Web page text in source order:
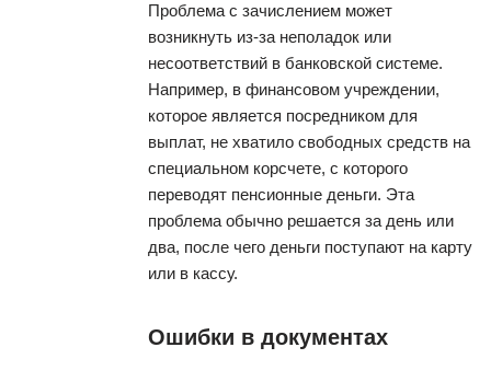
Проблема с зачислением может
возникнуть из-за неполадок или
несоответствий в банковской системе.
Например, в финансовом учреждении,
которое является посредником для
выплат, не хватило свободных средств на
специальном корсчете, с которого
переводят пенсионные деньги. Эта
проблема обычно решается за день или
два, после чего деньги поступают на карту
или в кассу.
Ошибки в документах